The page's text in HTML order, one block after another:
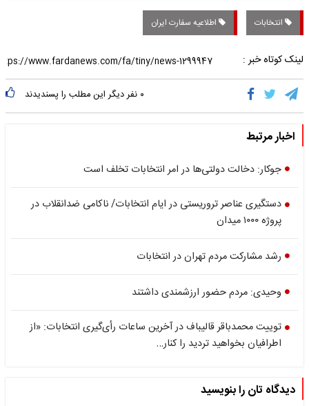
انتخابات اطلاعیه سفارت ایران
لینک کوتاه خبر :
۰ نفر دیگر این مطلب را پسندیدند
اخبار مرتبط
جوکار: دخالت دولتی‌ها در امر انتخابات تخلف است
دستگیری عناصر تروریستی در ایام انتخابات/ ناکامی ضدانقلاب در
پروژه ۱۰۰۰ میدان
رشد مشارکت مردم تهران در انتخابات
وحیدی: مردم حضور ارزشمندی داشتند
توییت محمدباقر قالیباف در آخرین ساعات رأی‌گیری انتخابات: «از
اطرافیان بخواهید تردید را کنار…
دیدگاه تان را بنویسید